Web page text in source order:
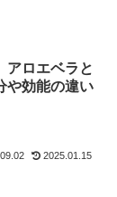
アロエベラと
や効能の違い
2025.01.15